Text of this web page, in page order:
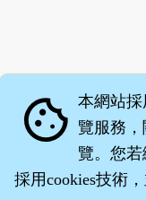
cookie 本網站採
覽服務，
覽。您
採用cookies技術